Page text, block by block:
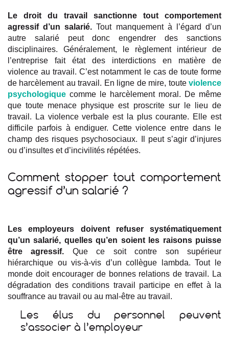
Le droit du travail sanctionne tout comportement
agressif d’un salarié. Tout manquement à l’égard d’un
autre salarié peut donc engendrer des sanctions
disciplinaires. Généralement, le règlement intérieur de
l’entreprise fait état des interdictions en matière de
violence au travail. C’est notamment le cas de toute forme
de harcèlement au travail. En ligne de mire, toute violence
psychologique comme le harcèlement moral. De même
que toute menace physique est proscrite sur le lieu de
travail. La violence verbale est la plus courante. Elle est
difficile parfois à endiguer. Cette violence entre dans le
champ des risques psychosociaux. Il peut s’agir d’injures
ou d’insultes et d’incivilités répétées.
Comment stopper tout comportement
agressif d’un salarié ?
Les employeurs doivent refuser systématiquement
qu’un salarié, quelles qu’en soient les raisons puisse
être agressif. Que ce soit contre son supérieur
hiérarchique ou vis-à-vis d’un collègue lambda. Tout le
monde doit encourager de bonnes relations de travail. La
dégradation des conditions travail participe en effet à la
souffrance au travail ou au mal-être au travail.
Les élus du personnel peuvent
s’associer à l’employeur